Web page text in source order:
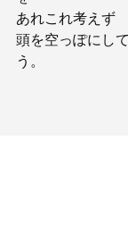
あれこれ考えず
頭を空っぽにし
う。